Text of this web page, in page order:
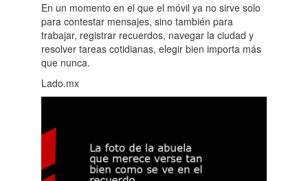
En un momento en el que el móvil ya no sirve solo
para contestar mensajes, sino también para
trabajar, registrar recuerdos, navegar la ciudad y
resolver tareas cotidianas, elegir bien importa más
que nunca.
Lado.mx